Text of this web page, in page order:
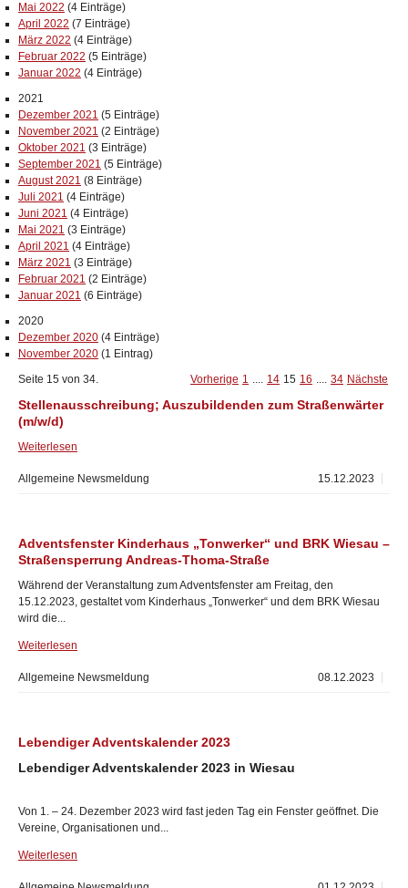
Mai 2022 (4 Einträge)
April 2022 (7 Einträge)
März 2022 (4 Einträge)
Februar 2022 (5 Einträge)
Januar 2022 (4 Einträge)
2021
Dezember 2021 (5 Einträge)
November 2021 (2 Einträge)
Oktober 2021 (3 Einträge)
September 2021 (5 Einträge)
August 2021 (8 Einträge)
Juli 2021 (4 Einträge)
Juni 2021 (4 Einträge)
Mai 2021 (3 Einträge)
April 2021 (4 Einträge)
März 2021 (3 Einträge)
Februar 2021 (2 Einträge)
Januar 2021 (6 Einträge)
2020
Dezember 2020 (4 Einträge)
November 2020 (1 Eintrag)
Seite 15 von 34.
Vorherige 1 .... 14 15 16 .... 34 Nächste
Stellenausschreibung; Auszubildenden zum Straßenwärter
(m/w/d)
Weiterlesen
15.12.2023
Allgemeine Newsmeldung
Adventsfenster Kinderhaus „Tonwerker“ und BRK Wiesau –
Straßensperrung Andreas-Thoma-Straße
Während der Veranstaltung zum Adventsfenster am Freitag, den
15.12.2023, gestaltet vom Kinderhaus „Tonwerker“ und dem BRK Wiesau
wird die...
Weiterlesen
08.12.2023
Allgemeine Newsmeldung
Lebendiger Adventskalender 2023
Lebendiger Adventskalender 2023 in Wiesau
Von 1. – 24. Dezember 2023 wird fast jeden Tag ein Fenster geöffnet. Die
Vereine, Organisationen und...
Weiterlesen